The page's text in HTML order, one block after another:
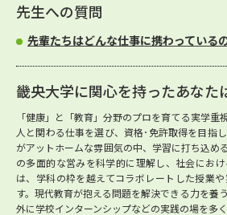
先生への質問
先輩たちはどんな仕事に携わっている
畿央大学に関心を持ったあなた
「健康」と「教育」分野のプロを育てる実学重
人と関わる仕事を選び、資格･免許取得を目指
がアットホームな雰囲気の中、学習に打ち込め
の多面的な営みを科学的に理解し、社会にお
は、学科の枠を越えてコラボレートした授業
す。現代教育が抱える問題を解決できる力を養
外に学校インターンシップなどの実践の場を多く